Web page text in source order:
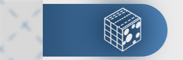
Перейти
контенту